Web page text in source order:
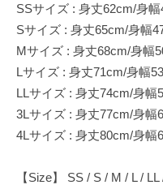
SSサイズ : 身丈62cm/身
Sサイズ : 身丈65cm/身幅
Mサイズ : 身丈68cm/身幅
Lサイズ : 身丈71cm/身幅
LLサイズ : 身丈74cm/身
3Lサイズ : 身丈77cm/身
4Lサイズ : 身丈80cm/身
【Size】 SS / S / M / L / LL